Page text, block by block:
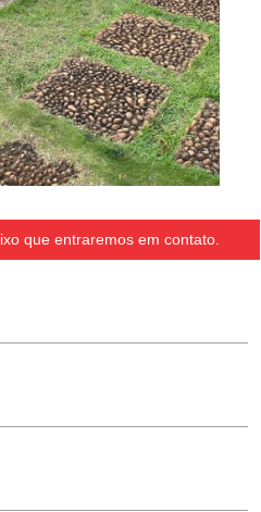
que entraremos em contato.